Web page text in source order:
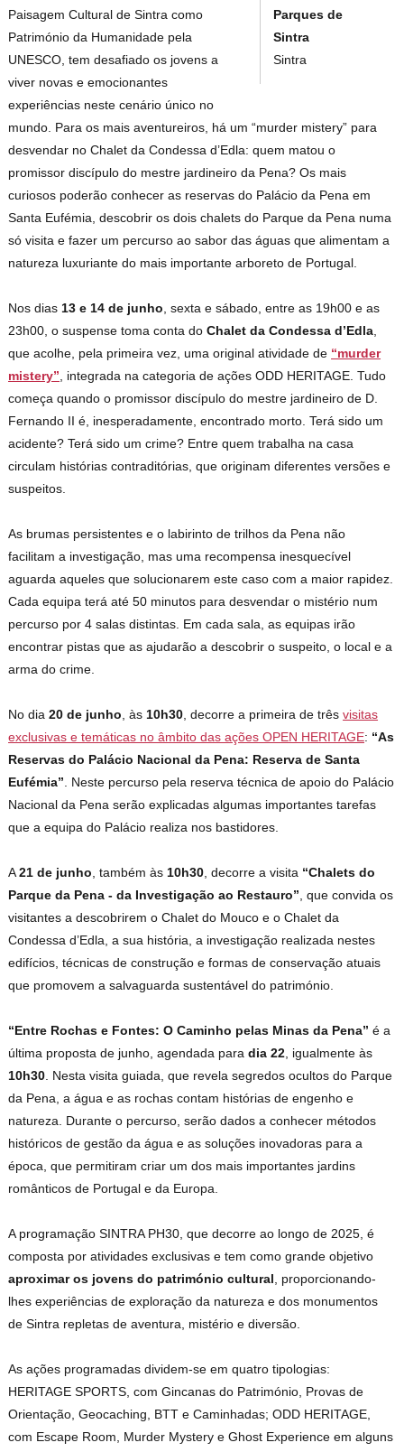
Parques de
Sintra
Sintra
Paisagem Cultural de Sintra como
Património da Humanidade pela
UNESCO, tem desafiado os jovens a
viver novas e emocionantes
experiências neste cenário único no
mundo. Para os mais aventureiros, há um “murder mistery” para
desvendar no Chalet da Condessa d’Edla: quem matou o
promissor discípulo do mestre jardineiro da Pena? Os mais
curiosos poderão conhecer as reservas do Palácio da Pena em
Santa Eufémia, descobrir os dois chalets do Parque da Pena numa
só visita e fazer um percurso ao sabor das águas que alimentam a
natureza luxuriante do mais importante arboreto de Portugal.
Nos dias 13 e 14 de junho , sexta e sábado, entre as 19h00 e as
23h00, o suspense toma conta doChalet da Condessa d’Edla
que acolhe, pela primeira vez, uma original atividade de “murder
mistery” , integrada na categoria de ações ODD HERITAGE. Tudo
começa quando o promissor discípulo do mestre jardineiro de D.
Fernando II é, inesperadamente, encontrado morto. Terá sido um
acidente? Terá sido um crime? Entre quem trabalha na casa
circulam histórias contraditórias, que originam diferentes versões e
suspeitos.
As brumas persistentes e o labirinto de trilhos da Pena não
facilitam a investigação, mas uma recompensa inesquecível
aguarda aqueles que solucionarem este caso com a maior rapidez.
Cada equipa terá até 50 minutos para desvendar o mistério num
percurso por 4 salas distintas. Em cada sala, as equipas irão
encontrar pistas que as ajudarão a descobrir o suspeito, o local e a
arma do crime.
No dia20 de junho , às 10h30 , decorre a primeira de trêsvisitas
exclusivas e temáticas no âmbito das ações OPEN HERITAGE: “As
Reservas do Palácio Nacional da Pena: Reserva de Santa
Eufémia” . Neste percurso pela reserva técnica de apoio do Palácio
Nacional da Pena serão explicadas algumas importantes tarefas
que a equipa do Palácio realiza nos bastidores.
A21 de junho , também às 10h30 , decorre a visita “Chalets do
Parque da Pena - da Investigação ao Restauro” , que convida os
visitantes a descobrirem o Chalet do Mouco e o Chalet da
Condessa d’Edla, a sua história, a investigação realizada nestes
edifícios, técnicas de construção e formas de conservação atuais
que promovem a salvaguarda sustentável do património.
“Entre Rochas e Fontes: O Caminho pelas Minas da Pena” é a
última proposta de junho, agendada paradia 22 , igualmente às
10h30 . Nesta visita guiada, que revela segredos ocultos do Parque
da Pena, a água e as rochas contam histórias de engenho e
natureza. Durante o percurso, serão dados a conhecer métodos
históricos de gestão da água e as soluções inovadoras para a
época, que permitiram criar um dos mais importantes jardins
românticos de Portugal e da Europa.
A programação SINTRA PH30, que decorre ao longo de 2025, é
composta por atividades exclusivas e tem como grande objetivo
aproximar os jovens do património cultural , proporcionando-
lhes experiências de exploração da natureza e dos monumentos
de Sintra repletas de aventura, mistério e diversão.
As ações programadas dividem-se em quatro tipologias:
HERITAGE SPORTS, com Gincanas do Património, Provas de
Orientação, Geocaching, BTT e Caminhadas; ODD HERITAGE,
com Escape Room, Murder Mystery e Ghost Experience em alguns